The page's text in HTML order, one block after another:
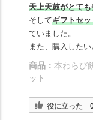
天上天鼓がとて
そしてギフトセ
ていました。
また、購入したい
商品： 本わらび
ット
役に立った 0